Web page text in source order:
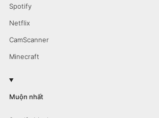
Spotify
Netflix
CamScanner
Minecraft
Muộn nhất